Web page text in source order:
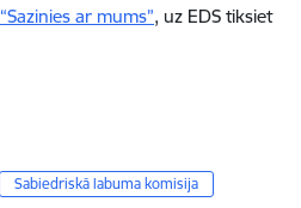
“Sazinies ar mums”, uz EDS tiksiet
Sabiedriskā labuma komisija